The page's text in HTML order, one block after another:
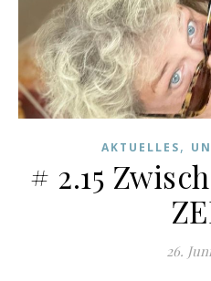
AKTUELLES,
# 2.15
26.